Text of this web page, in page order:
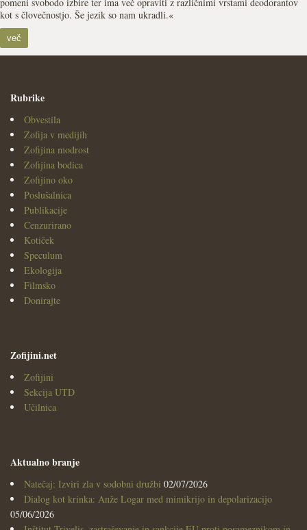
kot s človečnostjo. Še jezik so nam ukradli.«
več
Rubrike
Obvestila
Zofija v medijih
Zofijina modrost
Zofijina bodica
Zofijino oko
Poslušalnica
Publikacije
Cenzurirano
Kotiček
Speculum
Ekologija
Filmsko
Donirajte
Zofijini.net
Zofijini
Sekcija UTD
Učilnica
Aktualno branje
Natečaj: Izviri zla v sodobni družbi 02/07/2026
Dialog kot krinka: Anže Logar med mimikrijo in depolarizacijo
05/06/2026